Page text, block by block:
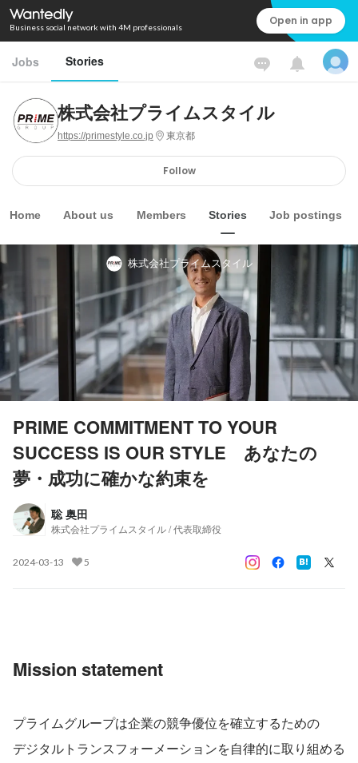
Business social network with 4M professionals Open in app
Jobs Stories
株式会社プライムスタイル
https://primestyle.co.jp 東京都
Follow
Home About us Members Stories Job postings
株式会社プライムスタイル
PRIME COMMITMENT TO YOUR
SUCCESS IS OUR STYLE あなたの
夢・成功に確かな約束を
聡 奥田
株式会社プライムスタイル / 代表取締役
2024-03-13 5
Mission statement
プライムグループは企業の競争優位を確立するための
デジタルトランスフォーメーションを自律的に取り組める